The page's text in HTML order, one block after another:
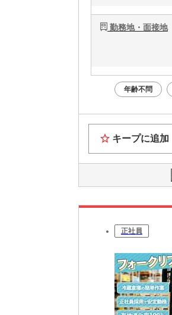
勤務地・面接地
年齢不問
キープに追加
正社員